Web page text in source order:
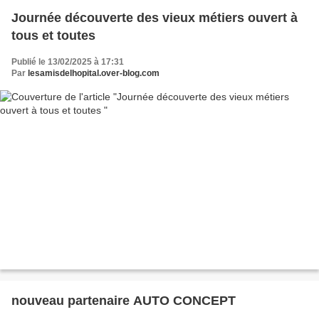
Journée découverte des vieux métiers ouvert à
tous et toutes
Publié le 13/02/2025 à 17:31
Par lesamisdelhopital.over-blog.com
nouveau partenaire AUTO CONCEPT